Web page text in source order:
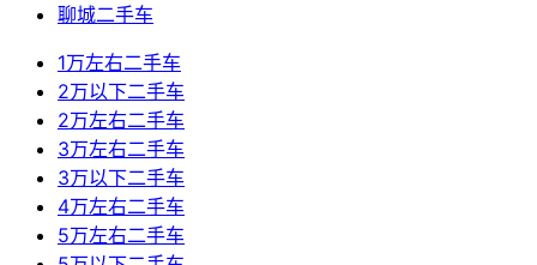
聊城二手车
1万左右二手车
2万以下二手车
2万左右二手车
3万左右二手车
3万以下二手车
4万左右二手车
5万左右二手车